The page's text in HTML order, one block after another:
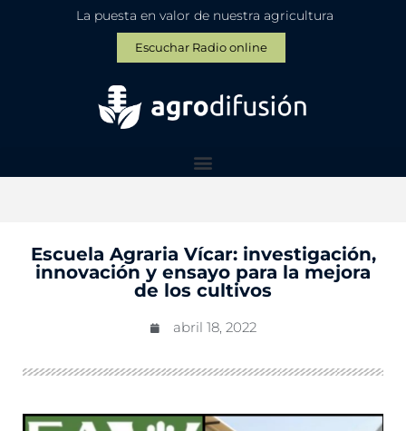
La puesta en valor de nuestra agricultura
Escuchar Radio online
Escuela Agraria Vícar: investigación,
innovación y ensayo para la mejora
de los cultivos
abril 18, 2022